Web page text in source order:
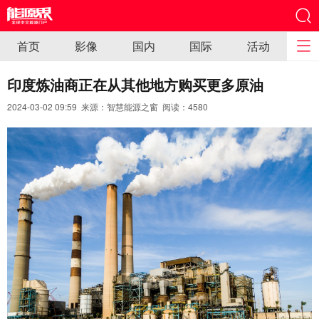
首页 影像 国内 国际 活动
印度炼油商正在从其他地方购买更多原油
2024-03-02 09:59 来源：智慧能源之窗 阅读： 4580